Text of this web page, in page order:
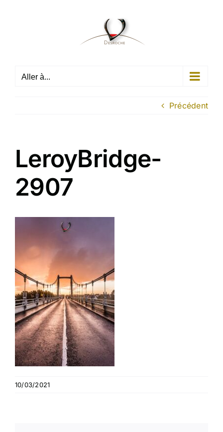
Aller à...
Précédent
LeroyBridge-
2907
10/03/2021